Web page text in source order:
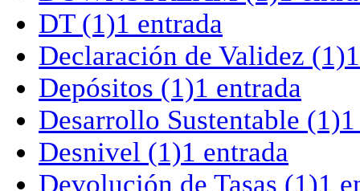
DT (1)1 entrada
Declaración de Validez (1)
Depósitos (1)1 entrada
Desarrollo Sustentable (1)
Desnivel (1)1 entrada
Devolución de Tasas (1)1